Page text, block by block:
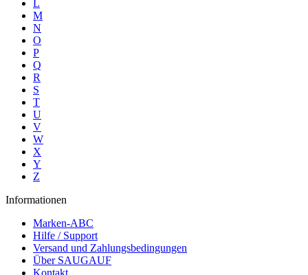
L
M
N
O
P
Q
R
S
T
U
V
W
X
Y
Z
Informationen
Marken-ABC
Hilfe / Support
Versand und Zahlungsbedingungen
Über SAUGAUF